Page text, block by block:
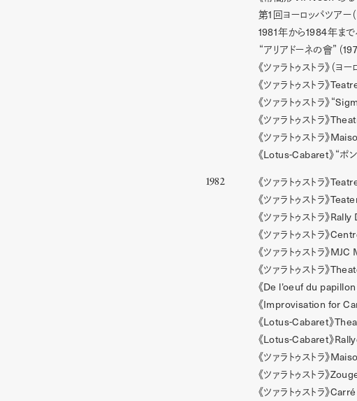
第1 回ヨーロッパツアー（
1981年から1984年ま
“アリアドーネの會”（
《ツァラトゥストラ》（ヨ
《ツァラトゥストラ》
《ツァラトゥストラ》“
《ツァラトゥストラ》
《ツァラトゥストラ》
《Lotus-Cabaret》“ポ
1982 《ツァラトゥストラ》
《ツァラトゥストラ》
《ツァラトゥストラ》Rally
《ツァラトゥストラ》
《ツァラトゥストラ》MJC
《ツァラトゥストラ》
《De l’oeuf du papillon
《Improvisation for
《Lotus-Cabaret》
《Lotus-Cabaret》
《ツァラトゥストラ》
《ツァラトゥストラ》
《ツァラトゥストラ》